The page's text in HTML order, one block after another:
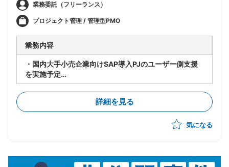
業務委託（フリーランス）
プロジェクト管理 / 管理型PMO
業務内容
・国内大手小売企業向けSAP導入PJのユーザー側支援
を実施予定
・要件定義/設計フェーズ(2026年7月~9月)を担当
・顧客社内の合意形成
・将来SAP展開に向けたスコープと優先順位整理
・経営層および各社内推進リードの意識改革推進
詳細を見る
気になる